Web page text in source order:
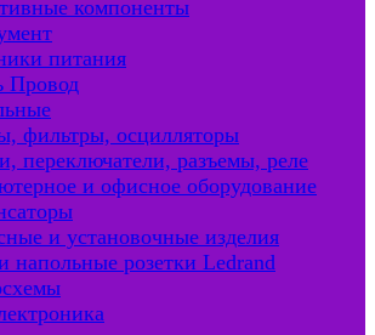
компоненты
питания
Провод
фильтры, осцилляторы
переключатели, разъемы, реле
и офисное оборудование
и установочные изделия
напольные розетки Ledrand